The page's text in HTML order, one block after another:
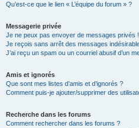
Qu’est-ce que le lien « L’équipe du forum » ?
Messagerie privée
Je ne peux pas envoyer de messages privés !
Je reçois sans arrêt des messages
J’ai reçu un spam ou un courriel abusif d’un
Amis et ignorés
Que sont mes listes d’amis et d’ignorés ?
Comment puis-je ajouter/supprimer des
Recherche dans les forums
Comment rechercher dans les forums ?